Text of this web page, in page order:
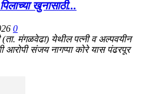
खुनासाठी...
0
(ता. मंगळवेढा) येथील पत्नी व अल्पवयीन
आरोपी संजय नागप्पा कोरे यास पंढरपूर